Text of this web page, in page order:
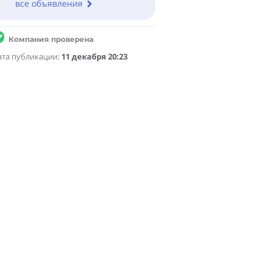
все объявления
Компания проверена
публикации: 11 декабря 20:23